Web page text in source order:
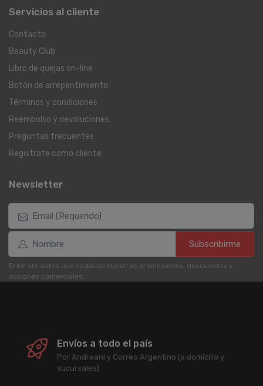
Servicios al cliente
Contacto
Beauty Club
Libro de quejas on-line
Botón de arrepentimiento
Términos y condiciones
Reembolso y devoluciones
Preguntas frecuentes
Registrate como cliente
Newsletter
Subscribirme
Enterate antes que nadie de nuestras promociones, descuentos y
acciones comerciales.
Envíos a todo el país
Por Andreani y Correo Argentino (a domicilio y
sucursales).